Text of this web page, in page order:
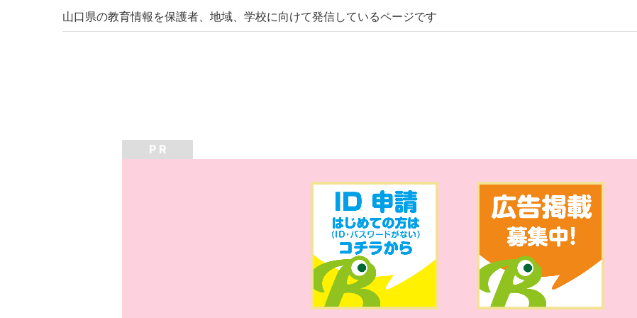
山口県の教育情報を保護者、地域、学校に向けて発信しているページです
P R